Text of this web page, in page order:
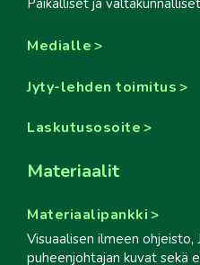
Paikalliset ja
Medialle
Jyty-lehden toimitus
Laskutusosoite
Materiaalit
Materiaalipankki
Visuaalisen ilmeen ohjeisto,
puheenjohtajan kuvat sekä